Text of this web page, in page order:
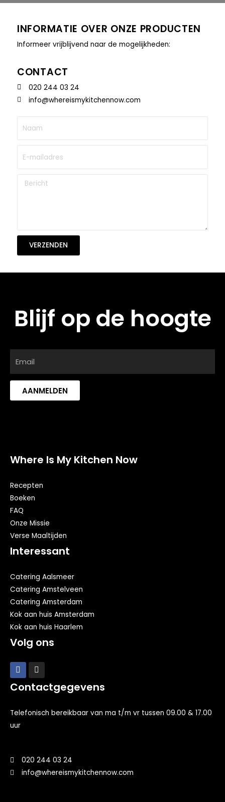
INFORMATIE OVER ONZE PRODUCTEN
Informeer vrijblijvend naar de mogelijkheden:
CONTACT
020 244 03 24
info@whereismykitchennow.com
VERZENDEN
Blijf op de hoogte
AANMELDEN
Where Is My Kitchen Now
Recepten
Boeken
FAQ
Onze Missie
Verse Maaltijden
Interessant
Catering Aalsmeer
Catering Amstelveen
Catering Amsterdam
Kok aan huis Amsterdam
Kok aan huis Haarlem
Volg ons
Contactgegevens
Telefonisch bereikbaar van ma t/m vr tussen 09.00 & 17.00
uur
020 244 03 24
info@whereismykitchennow.com